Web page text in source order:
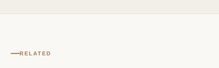
RELATED